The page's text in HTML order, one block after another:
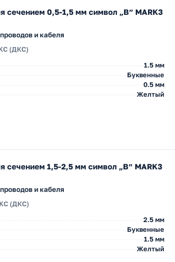
сечением 0,5-1,5 мм символ „B” MARK3
и кабеля
(ДКС)
1.5 мм
Буквенные
0.5 мм
Желтый
сечением 1,5-2,5 мм символ „B” MARK3
и кабеля
(ДКС)
2.5 мм
Буквенные
1.5 мм
Желтый